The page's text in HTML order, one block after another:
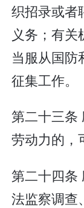
织招录或者
义务；有
当服从国防
征集工作。
第二十三条
劳动力的，
第二十四条
法监察调查